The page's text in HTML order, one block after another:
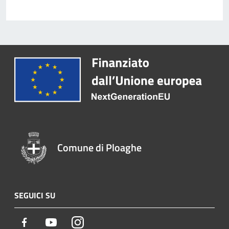
Comune di Ploaghe
SEGUICI SU
Facebook YoutubeInstagram